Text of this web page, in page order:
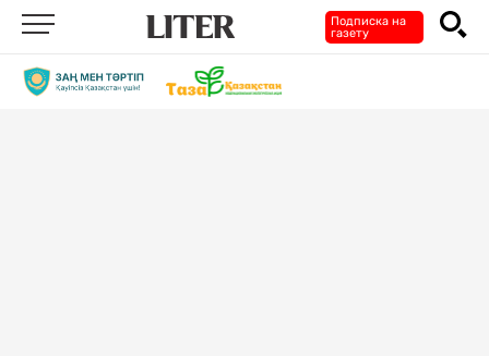
Подписка на
газету